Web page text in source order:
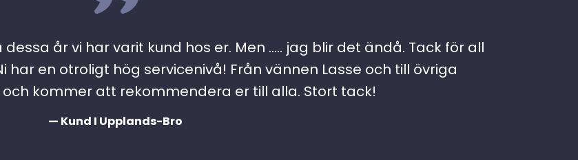
år vi har varit kund hos er. Men ….. jag blir det ändå. Tack för all
har en otroligt hög servicenivå! Från vännen Lasse och till övriga
kommer att rekommendera er till alla. Stort tack!
— Kund I Upplands-Bro